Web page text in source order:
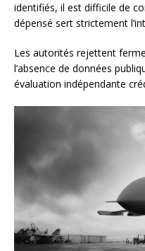
identifiés, il est difficile de
dépensé sert strictement
Les autorités rejettent
l’absence de données
évaluation indépendante